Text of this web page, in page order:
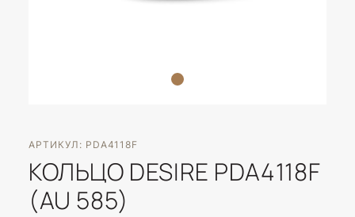
АРТИКУЛ: PDA4118F
КОЛЬЦО DESIRE PDA4118F
(AU 585)